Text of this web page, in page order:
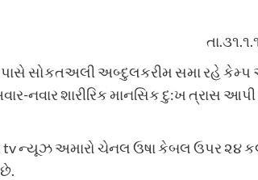
સોકતઅલી અબ્દુલકરીમ સમા રહે
નવાર શારીરિક માનસિક દુ:ખ ત્રાસ આપી
tv ન્યૂઝ અમારો ચેનલ ઉષા કેબલ ઉપર